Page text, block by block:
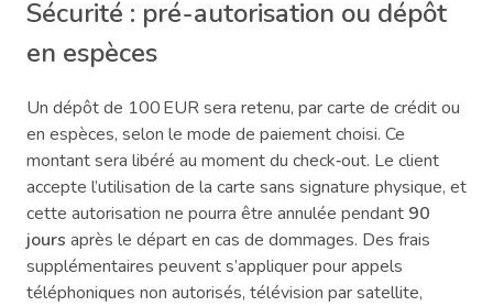
Sécurité : pré-autorisation ou dépôt
en espèces
Un dépôt de 100 EUR sera retenu, par carte de crédit ou
en espèces, selon le mode de paiement choisi. Ce
montant sera libéré au moment du check‑out. Le client
accepte l’utilisation de la carte sans signature physique, et
cette autorisation ne pourra être annulée pendant 90
jours après le départ en cas de dommages. Des frais
supplémentaires peuvent s’appliquer pour appels
téléphoniques non autorisés, télévision par satellite,